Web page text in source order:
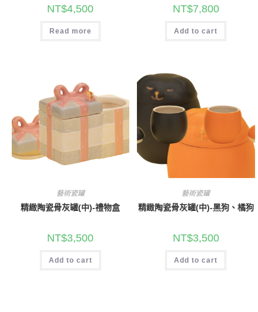
NT$4,500
Read more
NT$7,800
Add to cart
藝術瓷罐
精緻陶瓷骨灰罐(中)-禮物盒
NT$3,500
Add to cart
藝術瓷罐
精緻陶瓷骨灰罐(中)-黑狗、橘狗
NT$3,500
Add to cart